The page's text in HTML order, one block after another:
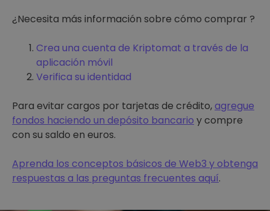
¿Necesita más información sobre cómo comprar ?
Crea una cuenta de Kriptomat a través de la
aplicación móvil
Verifica su identidad
Para evitar cargos por tarjetas de crédito,agregue
fondos haciendo un depósito bancario y compre
con su saldo en euros.
Aprenda los conceptos básicos de Web3 y obtenga
respuestas a las preguntas frecuentes aquí.